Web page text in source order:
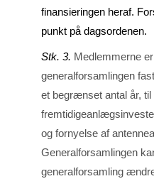
finansieringen heraf.
punkt på dagsordenen.
Stk. 3. Medlemmerne
generalforsamlingen
et begrænset antal år,
og fornyelse af
Generalforsamlingen
generalforsamling